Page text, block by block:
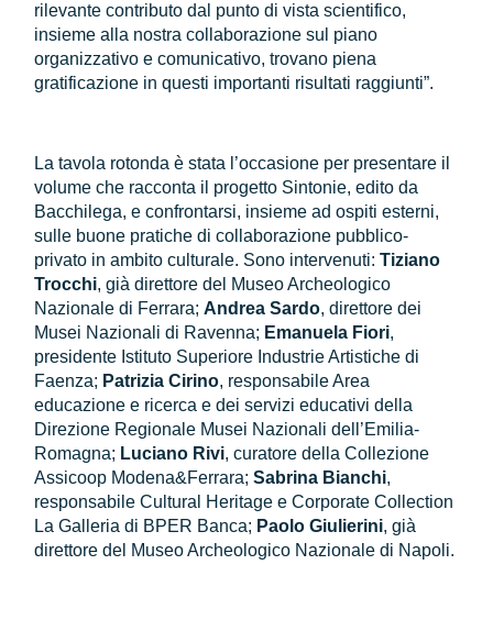
rilevante contributo dal punto di vista scientifico,
insieme alla nostra collaborazione sul piano
organizzativo e comunicativo, trovano piena
gratificazione in questi importanti risultati raggiunti”.
La tavola rotonda è stata l’occasione per presentare il
volume che racconta il progetto Sintonie, edito da
Bacchilega, e confrontarsi, insieme ad ospiti esterni,
sulle buone pratiche di collaborazione pubblico-
privato in ambito culturale. Sono intervenuti:Tiziano
Trocchi, già direttore del Museo Archeologico
Nazionale di Ferrara;Andrea Sardo, direttore dei
Musei Nazionali di Ravenna; Emanuela Fiori,
presidente Istituto Superiore Industrie Artistiche di
Faenza; Patrizia Cirino, responsabile Area
educazione e ricerca e dei servizi educativi della
Direzione Regionale Musei Nazionali dell’Emilia-
Romagna; Luciano Rivi, curatore della Collezione
Assicoop Modena&Ferrara;Sabrina Bianchi,
responsabile Cultural Heritage e Corporate Collection
La Galleria di BPER Banca; Paolo Giulierini, già
direttore del Museo Archeologico Nazionale di Napoli.